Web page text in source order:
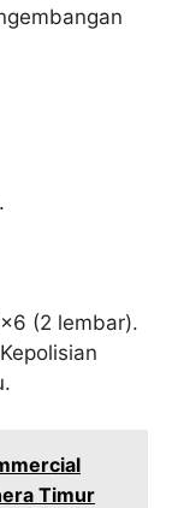
(2 lembar).
Timur